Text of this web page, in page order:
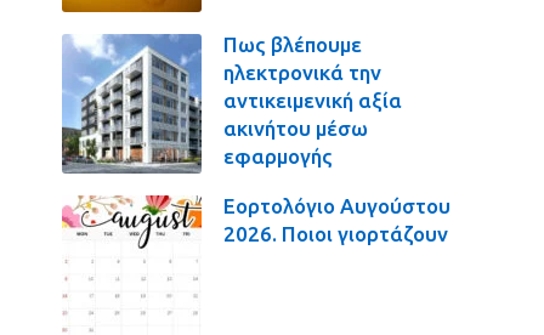
Πως βλέπουμε
ηλεκτρονικά την
αντικειμενική αξία
ακινήτου μέσω
εφαρμογής
Εορτολόγιο Αυγούστου
2026. Ποιοι γιορτάζουν